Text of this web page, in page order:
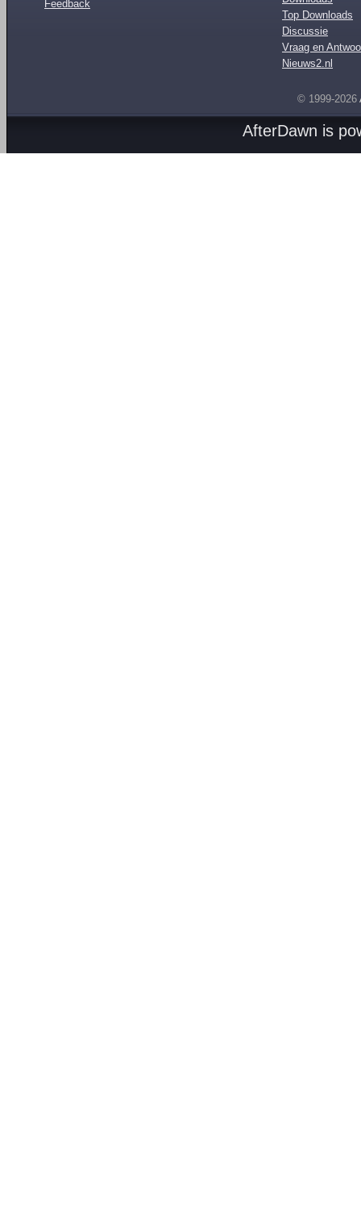
Feedback
Top Downloads
Discussie
Vraag en
Nieuws2.nl
© 1999-2026
AfterDawn is